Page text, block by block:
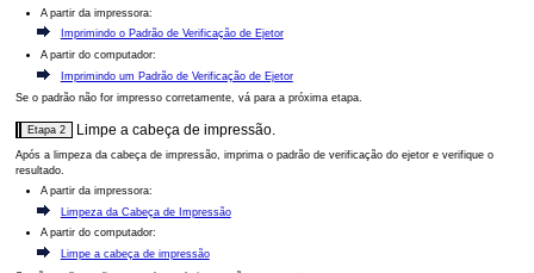
A partir daimpressora:
Imprimindo o Padrão de Verificação de Ejetor
A partir do computador:
Imprimindo um Padrão de Verificação de Ejetor
Se o padrão não for impresso corretamente, vá para a próxima etapa.
Etapa 2 Limpe a cabeça de impressão.
Após a limpeza dacabeça de impressão , imprima o padrão de verificação do ejetor e verifique o
resultado.
A partir daimpressora:
Limpeza da Cabeça de Impressão
A partir do computador:
Limpe a cabeça de impressão